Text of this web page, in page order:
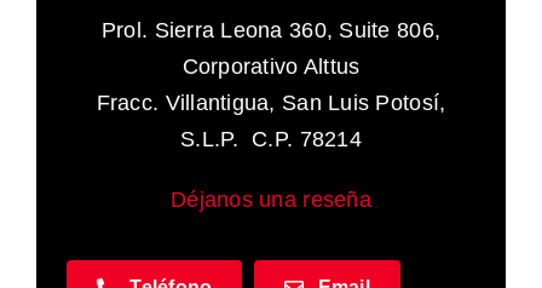
Prol. Sierra Leona 360, Suite 806,
Corporativo Alttus
Fracc. Villantigua, San Luis Potosí,
S.L.P. C.P. 78214
Déjanos una reseña